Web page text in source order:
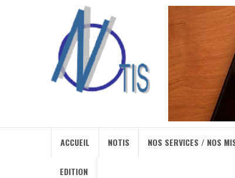
ACCUEIL NOTIS NOS SERVICES / NOS
EDITION